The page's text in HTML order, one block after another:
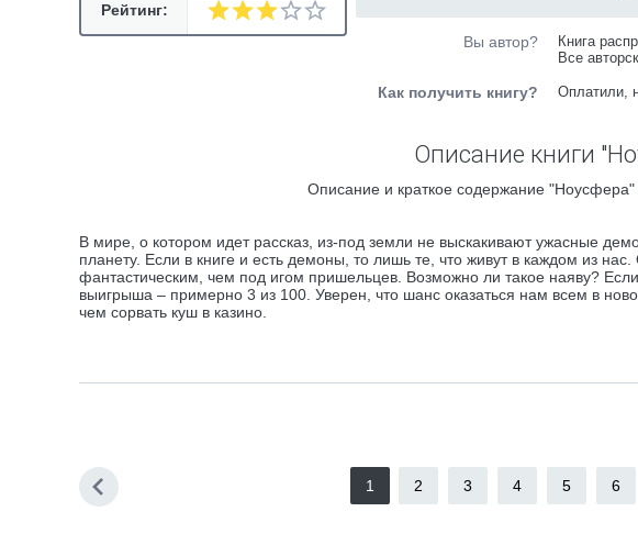
Рейтинг:
Вы автор?
Книга
Все
Как получить книгу? Оплатили,
Описание книги
Описание и краткое содержание "Ноусфера"
В мире, о котором идет рассказ, из-под земли не выскакивают ужасные
планету. Если в книге и есть демоны, то лишь те, что живут в каждом из
фантастическим, чем под игом пришельцев. Возможно ли такое наяву?
выигрыша – примерно 3 из 100. Уверен, что шанс оказаться нам всем в
чем сорвать куш в казино.
1 2 3 4 5 6